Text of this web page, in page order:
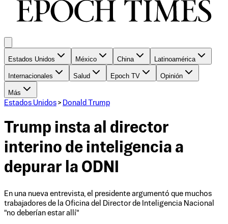
Estados Unidos México China Latinoamérica
Internacionales Salud Epoch TV Opinión
Más
Estados Unidos > Donald Trump
Trump insta al director
interino de inteligencia a
depurar la ODNI
En una nueva entrevista, el presidente argumentó que muchos
trabajadores de la Oficina del Director de Inteligencia Nacional
"no deberían estar allí"